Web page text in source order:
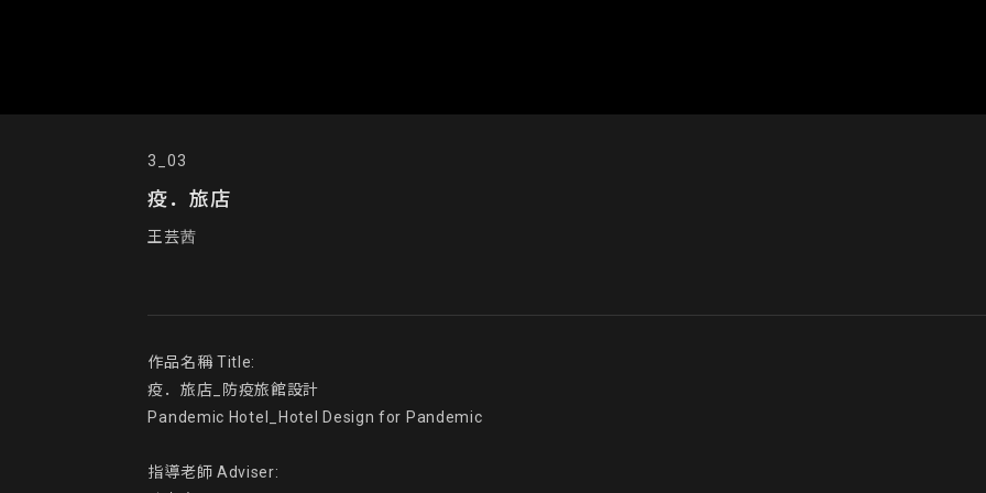
3_03
疫．旅店
王芸茜
作品名稱 Title:
疫．旅店_防疫旅館設計
Pandemic Hotel_Hotel Design for Pandemic
指導老師 Adviser: